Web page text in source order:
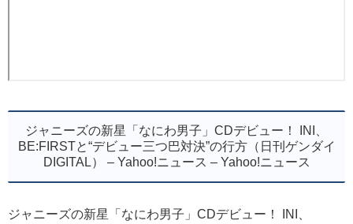
ジャニーズの新星「なにわ男子」CDデビュー！ INI、
BE:FIRSTと“デビュー三つ巴対決”の行方（日刊ゲンダイ
DIGITAL） – Yahoo!ニュース – Yahoo!ニュース
ジャニーズの新星「なにわ男子」CDデビュー！ INI、